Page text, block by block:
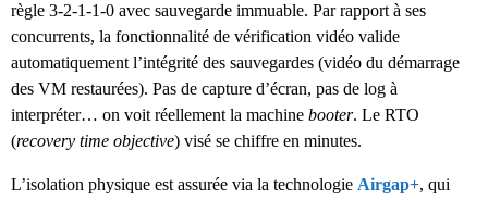
règle 3-2-1-1-0 avec sauvegarde immuable. Par rapport à ses
concurrents, la fonctionnalité de vérification vidéo valide
automatiquement l’intégrité des sauvegardes (vidéo du démarrage
des VM restaurées). Pas de capture d’écran, pas de log à
interpréter… on voit réellement la machine booter. Le RTO
(recovery time objective) visé se chiffre en minutes.
L’isolation physique est assurée via la technologie Airgap+, qui